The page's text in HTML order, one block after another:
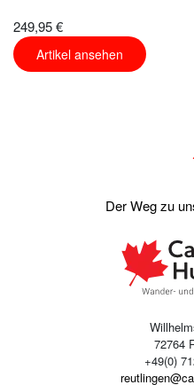
249,95 €
Artikel ansehen
Der Weg zu
72764
+49(0)